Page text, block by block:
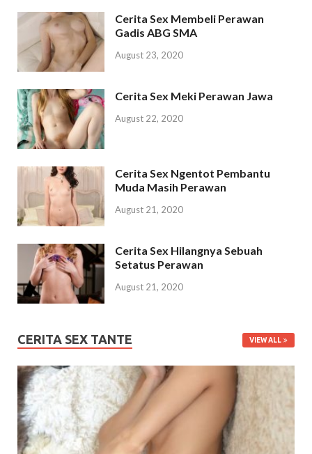
Cerita Sex Membeli Perawan
Gadis ABG SMA
August 23, 2020
Cerita Sex Meki Perawan Jawa
August 22, 2020
Cerita Sex Ngentot Pembantu
Muda Masih Perawan
August 21, 2020
Cerita Sex Hilangnya Sebuah
Setatus Perawan
August 21, 2020
CERITA SEX TANTE VIEW ALL